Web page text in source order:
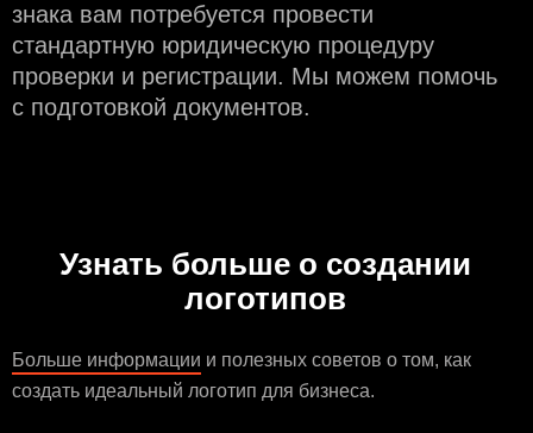
знака вам потребуется провести
стандартную юридическую процедуру
проверки и регистрации. Мы можем помочь
с подготовкой документов.
Узнать больше о создании
логотипов
Больше информации и полезных советов о том, как
создать идеальный логотип для бизнеса.